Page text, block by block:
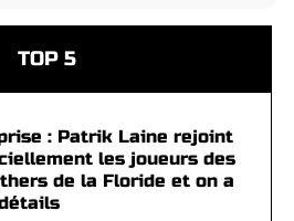
TOP 5
: Patrik Laine rejoint
les joueurs des
de la Floride et on a